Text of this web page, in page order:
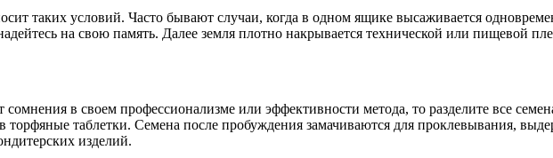
таких условий. Часто бывают случаи, когда в одном ящике высаживается
на свою память. Далее земля плотно накрывается технической или пищевой
в своем профессионализме или эффективности метода, то разделите все
торфяные таблетки. Семена после пробуждения замачиваются для проклевывания,
изделий.